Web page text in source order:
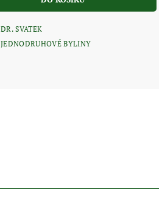
DR. SVATEK
JEDNODRUHOVÉ BYLINY